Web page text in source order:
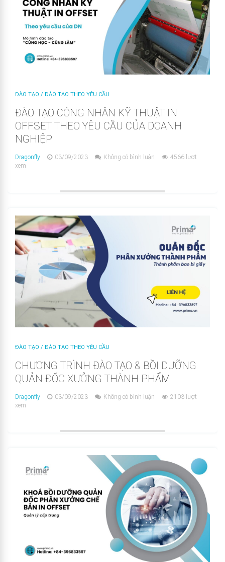
ĐÀO TẠO / ĐÀO TẠO THEO YÊU CẦU
ĐÀO TẠO CÔNG NHÂN KỸ THUẬT IN
OFFSET THEO YÊU CẦU CỦA DOANH
NGHIỆP
Dragonfly 03/09/2023 Không có bình luận
4566 lượt
xem
ĐÀO TẠO / ĐÀO TẠO THEO YÊU CẦU
CHƯƠNG TRÌNH ĐÀO TẠO & BỒI DƯỠNG
QUẢN ĐỐC XƯỞNG THÀNH PHẨM
Dragonfly 03/09/2023 Không có bình luận
2103 lượt
xem